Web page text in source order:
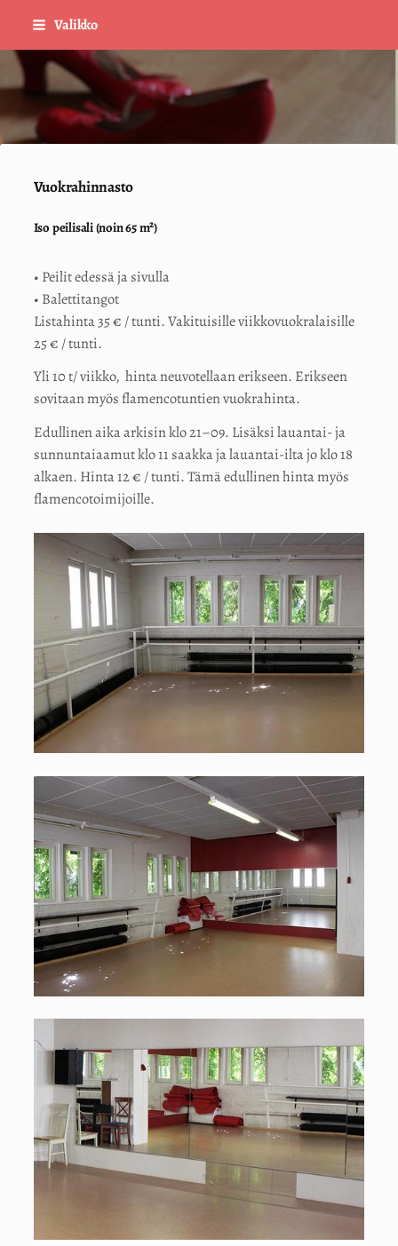
Siirry
sisältöön
Valikko
Sivuston etusivulle
Vuokrahinnasto
Iso peilisali (noin 65 m²)
• Peilit edessä ja sivulla
• Balettitangot
Listahinta 35 € / tunti. Vakituisille viikkovuokralaisille
25 € / tunti.
Yli 10 t/ viikko, hinta neuvotellaan erikseen. Erikseen
sovitaan myös flamencotuntien vuokrahinta.
Edullinen aika arkisin klo 21–09. Lisäksi lauantai- ja
sunnuntaiaamut klo 11 saakka ja lauantai-ilta jo klo 18
alkaen. Hinta 12 € / tunti. Tämä edullinen hinta myös
flamencotoimijoille.